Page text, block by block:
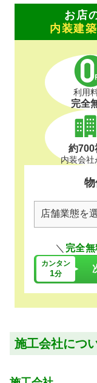
お店
内装建
利用
完全
約700
内装会社
物
＼ 完全無
カンタン
1分
施工会社につ